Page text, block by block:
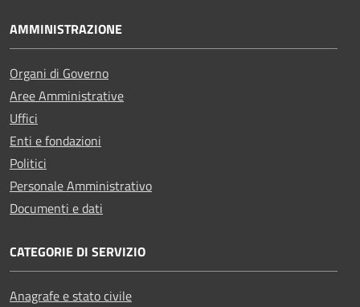
AMMINISTRAZIONE
Organi di Governo
Aree Amministrative
Uffici
Enti e fondazioni
Politici
Personale Amministrativo
Documenti e dati
CATEGORIE DI SERVIZIO
Anagrafe e stato civile